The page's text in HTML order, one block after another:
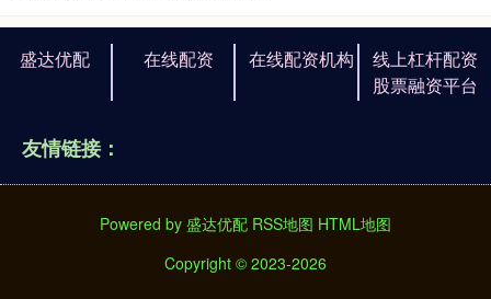
盛达优配 在线配资 在线配资机构
线上杠杆配资
股票融资平台
友情链接：
Powered by 盛达优配 RSS地图 HTML地图
Copyright © 2023-2026